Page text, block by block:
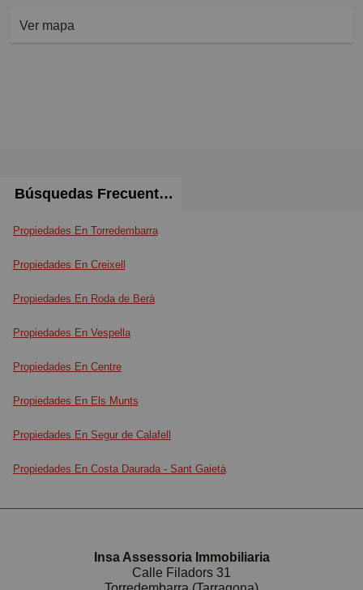
Ver mapa
Búsquedas Frecuentes
Propiedades En Torredembarra
Propiedades En Creixell
Propiedades En Roda de Berà
Propiedades En Vespella
Propiedades En Centre
Propiedades En Els Munts
Propiedades En Segur de Calafell
Propiedades En Costa Daurada - Sant Gaietà
Insa Assessoria Immobiliaria
Calle Filadors 31